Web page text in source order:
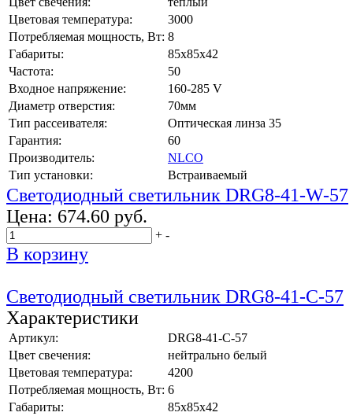
Цветовая температура:
3000
Потребляемая мощность, Вт: 8
Габариты:
85x85x42
Частота:
50
Входное напряжение:
160-285 V
Диаметр отверстия:
70мм
Тип рассеивателя:
Оптическая линза 35
Гарантия:
60
Производитель:
NLCO
Тип установки:
Встраиваемый
Светодиодный светильник DRG8-41-W-57
Цена: 674.60 руб.
+ -
В корзину
Светодиодный светильник DRG8-41-C-57
Характеристики
Артикул:
DRG8-41-C-57
Цвет свечения:
нейтрально белый
Цветовая температура:
4200
Потребляемая мощность, Вт: 6
Габариты:
85x85x42